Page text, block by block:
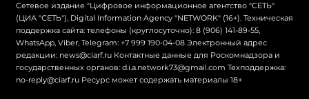
Сетевое издание "Цифровое информационное агентство "СЕТЬ"
(ЦИА "СЕТЬ"), Digital Information Agency "NETWORK" (16+). Техническая
поддержка сайта: телефоны (круглосуточно): 8 (906) 141-89-55,
WhatsApp, Viber, Telegram: +7 999 190-04-08 Электронный адрес
редакции: news@ciarf.ru Контактные данные для Роскомнадзора и
государственных органов: d.i.a.network73@gmail.com Техподдержка:
no-reply@ciarf.ru Ресурс может содержать материалы 18+